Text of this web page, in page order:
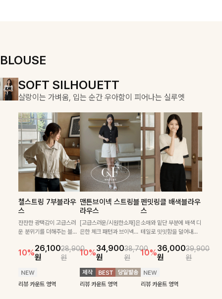
BLOUSE
SOFT SILHOUETT
살랑이는 가벼움, 입는 순간 우아함이 피어나는 실루엣
첼스트링 7부블라우
스
잔잔한 광택감이 고급스러
운 분위기를 더해주는 블라
프릴 밑단이 자연스럽게 실
루엣을 살려주며, 여유로운
스러운 무드를 완성해준답
니다 🤍
10%26,100
원
28,900
원
리뷰 카운트 영역
맨튼브이넥 스트링블
라우스
[고급스러운/시원한소재]은
은한 체크 패턴과 브이넥으
로 고급스러운 디테일을 넣
었으며 밑단스트링으로 핏
을 더욱 깔끔하게 잡아주는
블라우스예요 :)
10%34,900
원
38,700
원
리뷰 카운트 영역
펜밋링클 배색블라우
스
소매와 밑단 부분에 배색 디
테일로 밋밋함을 덜어내고
클 소재로 구김 걱정없이 즐
길 수 있는 블라우스랍니
10%36,000
원
39,900
원
리뷰 카운트 영역
COZY ESSENTIAL
매일의 일상을 부드럽게 감싸줄 니트 컬렉션
켐펜던트 꽈배기니트
꽈배기 짜임에 미니 펜던트
로 센스있는 아웃핏을 완성
해주는 반팔니트예요- 소프
방 소재로 누구나 부담없이
입기 좋아요
15%원
원
리뷰 카운트 영역
칠스트라이프 카라7
부니트
[골드버튼/클래식무드🤍]
스트라이프 패턴으로 데일
이템입니다 카라넥 디자인
으로 깔끔한 이미지로 만들
어 주는 7부 니트입니다 ~
10%31,900
원
35,400
원
리뷰 카운트 영역
폴딘울 골지유넥니트
[여리핏/가벼운착용감]은은
하게 더해진 울 함유 소재로
포근하면서도 가볍게 착용
짜임 디테일이 슬림한 실루
엣을 연출해주며, 부드러운
로 즐기기 좋답니다🤍
10%원
원
리뷰 카운트 영역
DOUBLE THE JOY
함께할 때 더욱 완벽한, 합리적인 선택으로 채우는 즐거움
필첸체크 스트링블라
우스+플레어스커트
SET
[활용도 좋은 투피스]은은한
체크 패턴과 허리 스트링 디
테일이 어우러진 투피스 세트
입니다. 여유로운 상의와 풍
성하게 퍼지는 롱스커트가 자
연스러운 체형 커버는 물론,
단품으로도 다양하게 활용하
42,900
원
49,800
캠릿리본 뷔스티에원
피스+티셔츠SET
[여름코디추천👍]뷔스티에
원피스와 티셔츠가 세트로 구
성되어 코디 고민 없이 완성
도 높은 스타일링을 연출해주
는 아이템 🤍 레이어드한 듯
센스 있는 무드로 데일리하게
편안하게 즐기기 좋아요 ✨
14%39,900
원
46,300
원
리뷰 카운트 영역
테킷미 레터링티셔츠
+반바지SET
[데일리부터 여행룩까지]감
각적인 레터링 티셔츠와 플레
어 핏 반바지가 함께 구성된
세트 아이템으로, 편안하면서
도 캐주얼한 꾸안꾸룩을 완성
해드립니다 ✨🩵
18%29,900
원
36,400
원
리뷰 카운트 영역